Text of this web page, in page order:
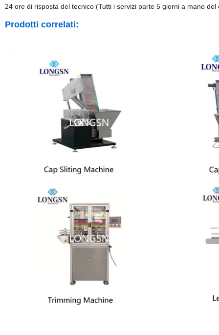
24 ore di risposta del tecnico (Tutti i servizi parte 5 giorni a mano
Prodotti correlati: